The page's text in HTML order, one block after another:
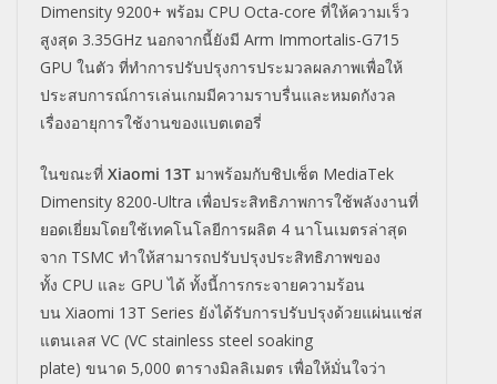
Dimensity 9200+ พร้อม CPU Octa-core ที่ให้ความเร็ว
สูงสุด 3.35GHz นอกจากนี้ยังมี Arm Immortalis-G715
GPU ในตัว ที่ทำการปรับปรุงการประมวลผลภาพเพื่อให้
ประสบการณ์การเล่นเกมมีความราบรื่นและหมดกังวล
เรื่องอายุการใช้งานของแบตเตอรี่
ในขณะที่ Xiaomi 13T มาพร้อมกับชิปเซ็ต MediaTek
Dimensity 8200-Ultra เพื่อประสิทธิภาพการใช้พลังงานที่
ยอดเยี่ยมโดยใช้เทคโนโลยีการผลิต 4 นาโนเมตรล่าสุด
จาก TSMC ทำให้สามารถปรับปรุงประสิทธิภาพของ
ทั้ง CPU และ GPUได้ ทั้งนี้การกระจายความร้อน
บน Xiaomi 13T Series ยังได้รับการปรับปรุงด้วยแผ่นแช่ส
แตนเลส VC (VC stainless steel soaking
plate) ขนาด 5,000 ตารางมิลลิเมตร เพื่อให้มั่นใจว่า